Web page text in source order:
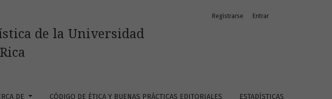
el amor y la guerra&lt;/i&gt;
de la Universidad
DE CÓDIGO DE ÉTICA Y BUENAS PRÁCTICAS EDITORIALES ESTADÍSTICAS
Registrarse Entrar